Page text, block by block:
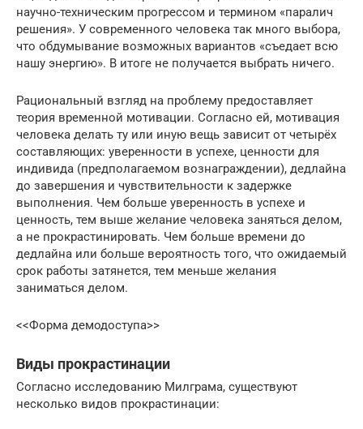
научно-техническим прогрессом и термином «паралич
решения». У современного человека так много выбора,
что обдумывание возможных вариантов «съедает всю
нашу энергию». В итоге не получается выбрать ничего.
Рациональный взгляд на проблему предоставляет
теория временной мотивации. Согласно ей, мотивация
человека делать ту или иную вещь зависит от четырёх
составляющих: уверенности в успехе, ценности для
индивида (предполагаемом вознаграждении), дедлайна
до завершения и чувствительности к задержке
выполнения. Чем больше уверенность в успехе и
ценность, тем выше желание человека заняться делом,
а не прокрастинировать. Чем больше времени до
дедлайна или больше вероятность того, что ожидаемый
срок работы затянется, тем меньше желания
заниматься делом.
<<Форма демодоступа>>
Виды прокрастинации
Согласно исследованию Милграма, существуют
несколько видов прокрастинации: